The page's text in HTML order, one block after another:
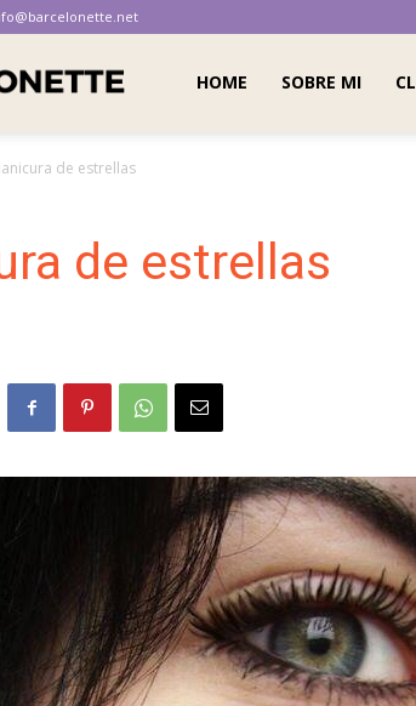
Barcelonette
HOME SOBRE MI
de estrellas
de estrellas